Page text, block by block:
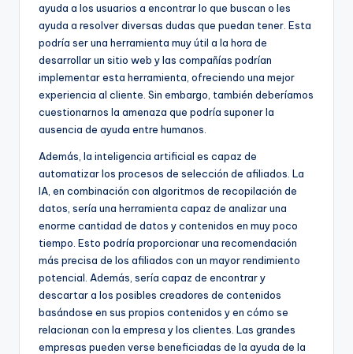
ayuda a los usuarios a encontrar lo que buscan o les
ayuda a resolver diversas dudas que puedan tener. Esta
podría ser una herramienta muy útil a la hora de
desarrollar un sitio web y las compañías podrían
implementar esta herramienta, ofreciendo una mejor
experiencia al cliente. Sin embargo, también deberíamos
cuestionarnos la amenaza que podría suponer la
ausencia de ayuda entre humanos.
Además, la inteligencia artificial es capaz de
automatizar los procesos de selección de afiliados. La
IA, en combinación con algoritmos de recopilación de
datos, sería una herramienta capaz de analizar una
enorme cantidad de datos y contenidos en muy poco
tiempo. Esto podría proporcionar una recomendación
más precisa de los afiliados con un mayor rendimiento
potencial. Además, sería capaz de encontrar y
descartar a los posibles creadores de contenidos
basándose en sus propios contenidos y en cómo se
relacionan con la empresa y los clientes. Las grandes
empresas pueden verse beneficiadas de la ayuda de la